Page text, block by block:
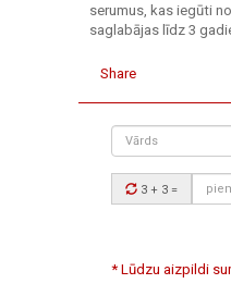
serumus, kas iegūti
saglabājas līdz 3
Share
Vārds
Drošības
kods:
3 + 3 =
* Lūdzu aizpildi